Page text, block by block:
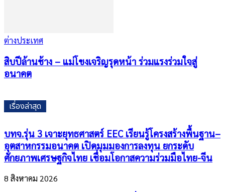
ต่างประเทศ
สิบปีล้านช้าง – แม่โขงเจริญรุดหน้า ร่วมแรงร่วมใจสู่
อนาคต
เรื่องล่าสุด
บทจ.รุ่น 3 เจาะยุทธศาสตร์ EEC เรียนรู้โครงสร้างพื้นฐาน–
อุตสาหกรรมอนาคต เปิดมุมมองการลงทุน ยกระดับ
ศักยภาพเศรษฐกิจไทย เชื่อมโอกาสความร่วมมือไทย-จีน
8 สิงหาคม 2026